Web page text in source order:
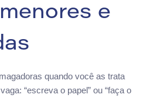
e
quando você as trata
“escreva o papel” ou “faça o